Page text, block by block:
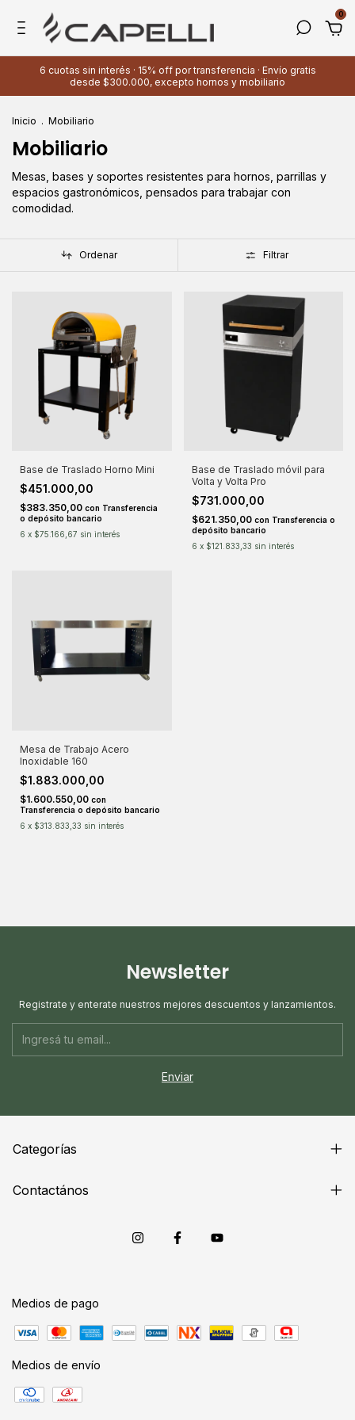
0
6 cuotas sin interés · 15% off por transferencia · Envío gratis
desde $300.000, excepto hornos y mobiliario
Inicio . Mobiliario
Mobiliario
Mesas, bases y soportes resistentes para hornos, parrillas y
espacios gastronómicos, pensados para trabajar con
comodidad.
Ordenar Filtrar
Base de Traslado Horno Mini
$451.000,00
$383.350,00 con Transferencia
o depósito bancario
6 x $75.166,67 sin interés
Base de Traslado móvil para
Volta y Volta Pro
$731.000,00
$621.350,00 con Transferencia o
depósito bancario
6 x $121.833,33 sin interés
Mesa de Trabajo Acero
Inoxidable 160
$1.883.000,00
$1.600.550,00 con
Transferencia o depósito bancario
6 x $313.833,33 sin interés
Newsletter
Registrate y enterate nuestros mejores descuentos y lanzamientos.
Categorías
Contactános
Medios de pago
Medios de envío